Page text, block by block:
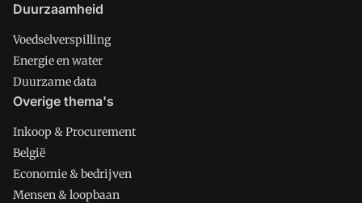
Duurzaamheid
Voedselverspilling
Energie en water
Duurzame data
Overige thema's
Inkoop & Procurement
België
Economie & bedrijven
Mensen & loopbaan